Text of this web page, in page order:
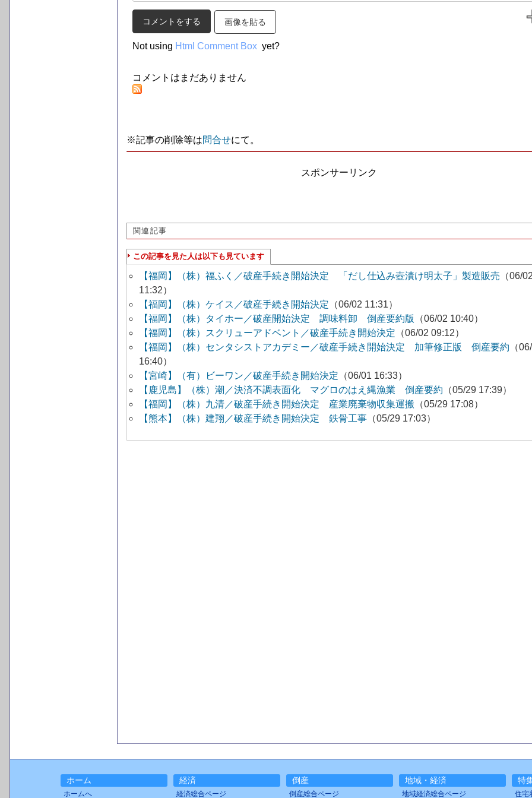
画像を貼る
Not using Html Comment Box yet?
コメントはまだありません
※記事の削除等は問合せにて。
スポンサーリンク
関連記事
この記事を見た人は以下も見ています
【福岡】（株）福ふく／破産手続き開始決定 「だし仕込み壺漬け明太子」製造販売 （06/
11:32）
【福岡】（株）ケイス／破産手続き開始決定 （06/02 11:31）
【福岡】（株）タイホー／破産開始決定 調味料卸 倒産要約版
（06/02 10:40）
【福岡】（株）スクリューアドベント／破産手続き開始決定 （06/02 09:12）
【福岡】（株）センタシストアカデミー／破産手続き開始決定 加筆修正版 倒産要約 （
16:40）
【宮崎】（有）ビーワン／破産手続き開始決定 （06/01 16:33）
【鹿児島】（株）潮／決済不調表面化 マグロのはえ縄漁業 倒産要約 （05/29 17:39）
【福岡】（株）九清／破産手続き開始決定 産業廃棄物収集運搬 （05/29 17:08）
【熊本】（株）建翔／破産手続き開始決定 鉄骨工事 （05/29 17:03）
ホーム
ホームへ
経済
経済総合ページ
倒産
倒産総合ページ
地域・経済
地域経済総合ページ
特
住宅